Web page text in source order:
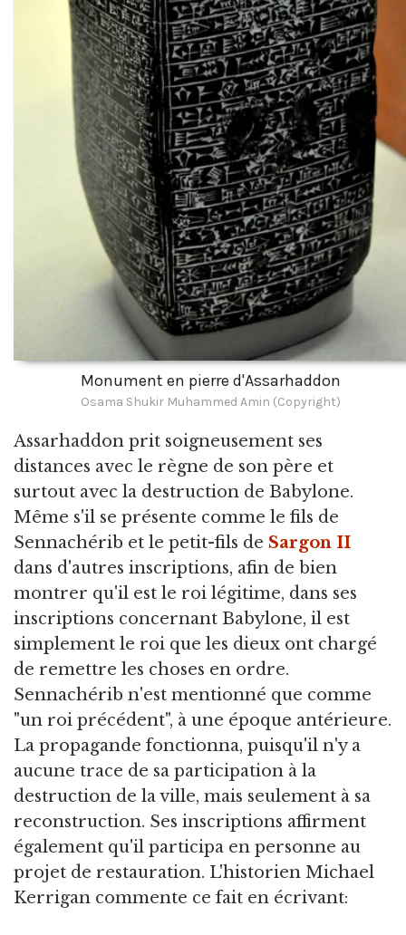
Monument en pierre d'Assarhaddon
Osama Shukir Muhammed Amin (Copyright)
Assarhaddon prit soigneusement ses
distances avec le règne de son père et
surtout avec la destruction de Babylone.
Même s'il se présente comme le fils de
Sennachérib et le petit-fils de Sargon II
dans d'autres inscriptions, afin de bien
montrer qu'il est le roi légitime, dans ses
inscriptions concernant Babylone, il est
simplement le roi que les dieux ont chargé
de remettre les choses en ordre.
Sennachérib n'est mentionné que comme
"un roi précédent", à une époque antérieure.
La propagande fonctionna, puisqu'il n'y a
aucune trace de sa participation à la
destruction de la ville, mais seulement à sa
reconstruction. Ses inscriptions affirment
également qu'il participa en personne au
projet de restauration. L'historien Michael
Kerrigan commente ce fait en écrivant: